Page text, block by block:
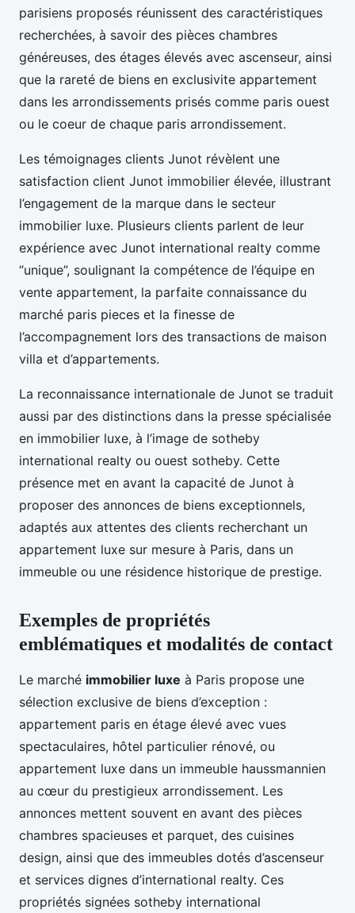
parisiens proposés réunissent des caractéristiques
recherchées, à savoir des pièces chambres
généreuses, des étages élevés avec ascenseur, ainsi
que la rareté de biens en exclusivite appartement
dans les arrondissements prisés comme paris ouest
ou le coeur de chaque paris arrondissement.
Les témoignages clients Junot révèlent une
satisfaction client Junot immobilier élevée, illustrant
l’engagement de la marque dans le secteur
immobilier luxe. Plusieurs clients parlent de leur
expérience avec Junot international realty comme
“unique”, soulignant la compétence de l’équipe en
vente appartement, la parfaite connaissance du
marché paris pieces et la finesse de
l’accompagnement lors des transactions de maison
villa et d’appartements.
La reconnaissance internationale de Junot se traduit
aussi par des distinctions dans la presse spécialisée
en immobilier luxe, à l’image de sotheby
international realty ou ouest sotheby. Cette
présence met en avant la capacité de Junot à
proposer des annonces de biens exceptionnels,
adaptés aux attentes des clients recherchant un
appartement luxe sur mesure à Paris, dans un
immeuble ou une résidence historique de prestige.
Exemples de propriétés
emblématiques et modalités de contact
Le marché immobilier luxe à Paris propose une
sélection exclusive de biens d’exception :
appartement paris en étage élevé avec vues
spectaculaires, hôtel particulier rénové, ou
appartement luxe dans un immeuble haussmannien
au cœur du prestigieux arrondissement. Les
annonces mettent souvent en avant des pièces
chambres spacieuses et parquet, des cuisines
design, ainsi que des immeubles dotés d’ascenseur
et services dignes d’international realty. Ces
propriétés signées sotheby international